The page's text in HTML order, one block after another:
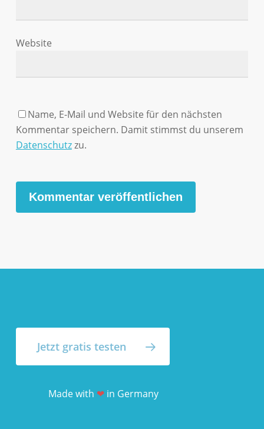
Website
Name, E-Mail und Website für den nächsten
Kommentar speichern. Damit stimmst du unserem
Datenschutzzu.
Jetzt gratis testen
Made with ❤in Germany